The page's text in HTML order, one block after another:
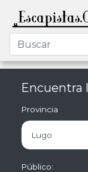
Encuentra
Provincia
Público: